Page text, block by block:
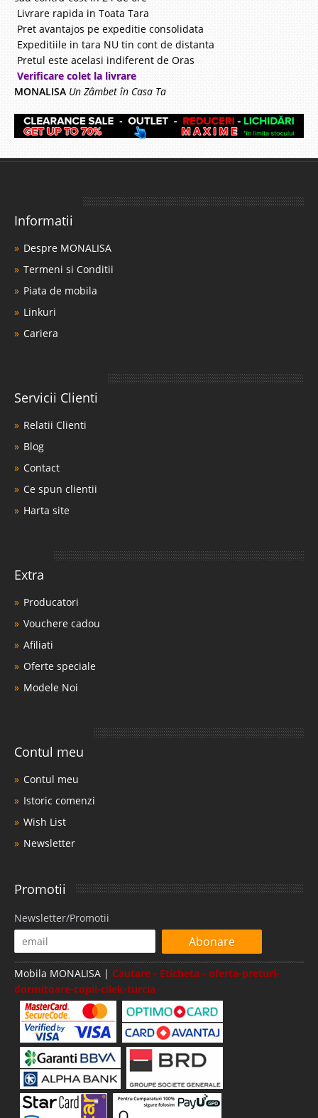
Livrare rapida in Toata Tara
Pret avantajos pe expeditie consolidata
Expeditiile in tara NU tin cont de distanta
Pretul este acelasi indiferent de Oras
Verificare colet la livrare
MONALISA Un Zâmbet în Casa Ta
Informatii
Despre MONALISA
Termeni si Conditii
Piata de mobila
Linkuri
Cariera
Servicii Clienti
Relatii Clienti
Blog
Contact
Ce spun clientii
Harta site
Extra
Producatori
Vouchere cadou
Afiliati
Oferte speciale
Modele Noi
Contul meu
Contul meu
Istoric comenzi
Wish List
Newsletter
Promotii
Newsletter/Promotii
Abonare
Mobila MONALISA | Cautare - Eticheta - oferta-preturi-
dormitoare-copii-cilek-turcia